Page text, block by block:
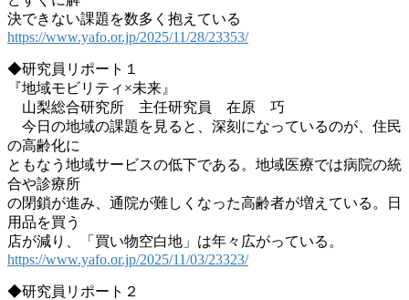
決できない課題を数多く抱えている
https://www.yafo.or.jp/2025/11/28/23353/
◆研究員リポート１
『地域モビリティ×未来』
山梨総合研究所 主任研究員 在原 巧
今日の地域の課題を見ると、深刻になっているのが、住民
の高齢化に
ともなう地域サービスの低下である。地域医療では病院の統
合や診療所
の閉鎖が進み、通院が難しくなった高齢者が増えている。日
用品を買う
店が減り、「買い物空白地」は年々広がっている。
https://www.yafo.or.jp/2025/11/03/23323/
◆研究員リポート２